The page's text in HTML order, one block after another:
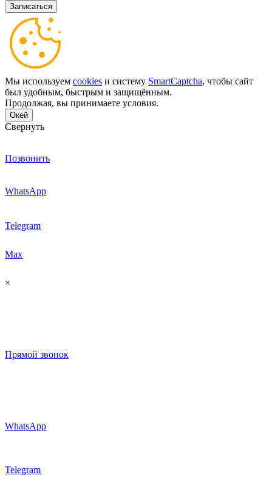
Мы используем cookies и систему SmartCaptcha, чтобы сайт
был удобным, быстрым и защищённым.
Продолжая, вы принимаете условия.
Окей
Свернуть
Позвонить
WhatsApp
Telegram
Max
×
Прямой звонок
WhatsApp
Telegram